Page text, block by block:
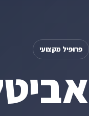
פרופיל מקצועי